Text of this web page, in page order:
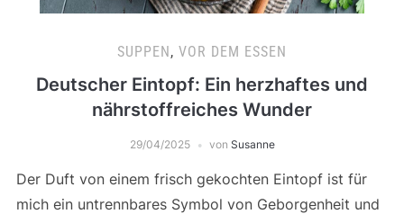
SUPPEN, VOR DEM ESSEN
Deutscher Eintopf: Ein herzhaftes und
nährstoffreiches Wunder
29/04/2025 von Susanne
Der Duft von einem frisch gekochten Eintopf ist für
mich ein untrennbares Symbol von Geborgenheit und